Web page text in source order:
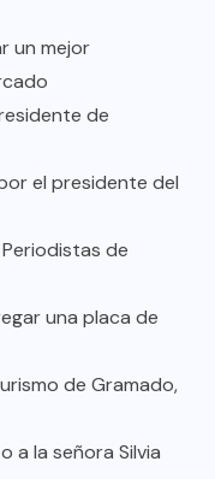
un mejor
de
el presidente del
de
una placa de
de Gramado,
a la señora Silvia